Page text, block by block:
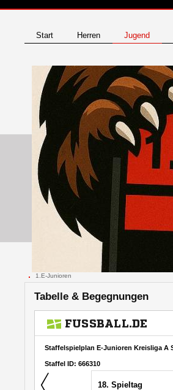
1.E-Junioren
Tabelle & Begegnungen
Start Herren Jugend